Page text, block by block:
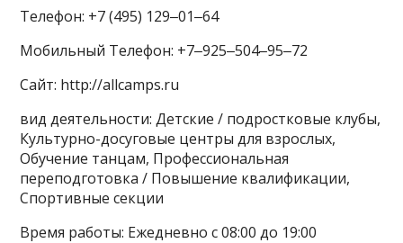
Телефон: +7 (495) 129‒01‒64
Мобильный Телефон: +7‒925‒504‒95‒72
Сайт: http://allcamps.ru
вид деятельности: Детские / подростковые клубы,
Культурно-досуговые центры для взрослых,
Обучение танцам, Профессиональная
переподготовка / Повышение квалификации,
Спортивные секции
Время работы: Ежедневно с 08:00 до 19:00